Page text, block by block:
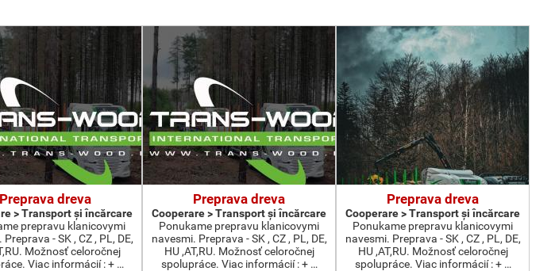
Preprava dreva
> Transport şi încărcare
prepravu klanicovymi
- SK , CZ , PL, DE,
Možnosť celoročnej
Viac informácií : + …
Preprava dreva
Cooperare > Transport şi încărcare
Ponukame prepravu klanicovymi
navesmi. Preprava - SK , CZ , PL, DE,
HU ,AT,RU. Možnosť celoročnej
spolupráce. Viac informácií : + …
Preprava dreva
Cooperare > Transport şi încărcare
Ponukame prepravu klanicovymi
navesmi. Preprava - SK , CZ , PL, DE,
HU ,AT,RU. Možnosť celoročnej
spolupráce. Viac informácií : + …